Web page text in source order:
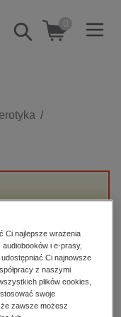
Pokaż/schowaj
wyszukiwarkę
0
informatyka
Ci najlepsze wrażenia
i e-prasy,
Ci najnowsze
z naszymi
plików cookies,
swoje
że zawsze możesz